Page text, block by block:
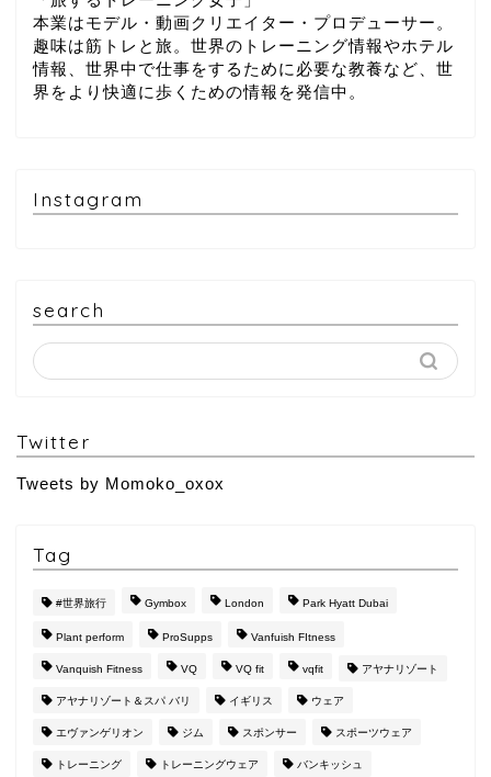
本業はモデル・動画クリエイター・プロデューサー。
趣味は筋トレと旅。世界のトレーニング情報やホテル
情報、世界中で仕事をするために必要な教養など、世
界をより快適に歩くための情報を発信中。
Instagram
search
Twitter
Tweets by Momoko_oxox
Tag
#世界旅行 Gymbox London Park Hyatt Dubai
Plant perform ProSupps Vanfuish FItness
Vanquish Fitness VQ VQ fit vqfit アヤナリゾート
アヤナリゾート＆スパ バリ イギリス ウェア
エヴァンゲリオン ジム スポンサー スポーツウェア
トレーニング トレーニングウェア バンキッシュ